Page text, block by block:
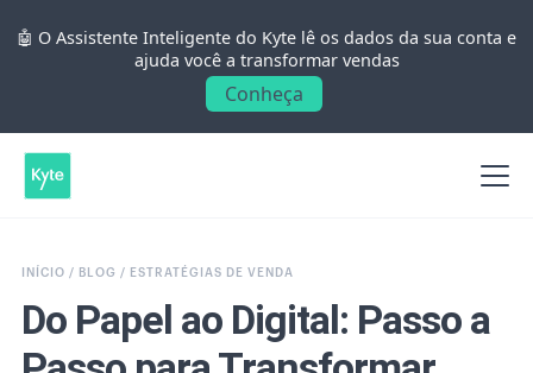
🤖 O Assistente Inteligente do Kyte lê os dados da sua conta e
ajuda você a transformar vendas
Conheça
INÍCIO / BLOG / ESTRATÉGIAS DE VENDA
Do Papel ao Digital: Passo a